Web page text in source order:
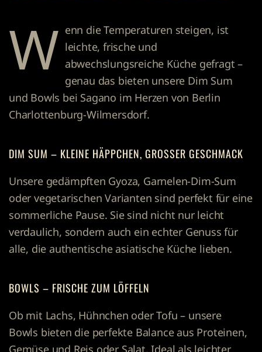
W enn die Temperaturen steigen, ist
leichte, frische und
abwechslungsreiche Küche gefragt –
genau das bieten unsere Dim Sum
und Bowls bei Sagano im Herzen von Berlin
Charlottenburg-Wilmersdorf.
DIM SUM – KLEINE HÄPPCHEN, GROSSER GESCHMACK
Unsere gedämpften Gyoza, Garnelen-Dim-Sum
oder vegetarischen Varianten sind perfekt für eine
sommerliche Pause. Sie sind nicht nur leicht
verdaulich, sondern auch ein echter Genuss für
alle, die authentische asiatische Küche lieben.
BOWLS – FRISCHE ZUM LÖFFELN
Ob mit Lachs, Hühnchen oder Tofu – unsere
Bowls bieten die perfekte Balance aus Proteinen,
Gemüse und Reis oder Salat. Ideal als leichter